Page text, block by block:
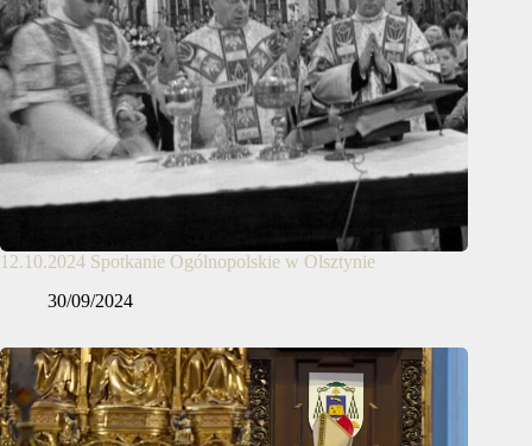
12.10.2024 Spotkanie Ogólnopolskie w Olsztynie
30/09/2024